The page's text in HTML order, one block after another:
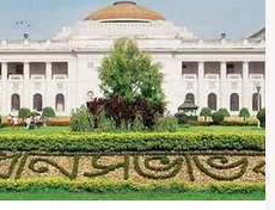
জড়িত এবং টাকা নিয়ে আন্দোলনে নেমেছে, সেটাই
ছিল মূল প্রতিপাদ্য সেই সব মানুষদের। কিন্তু
যেই সরকারের বিরুদ্ধে আন্দোলন, সেই সরকার
শিক্ষামন্ত্রীর পদত্যাগ করানোর পাশাপাশি ছাত্রদের
বাকি দাবিগুলিও ম